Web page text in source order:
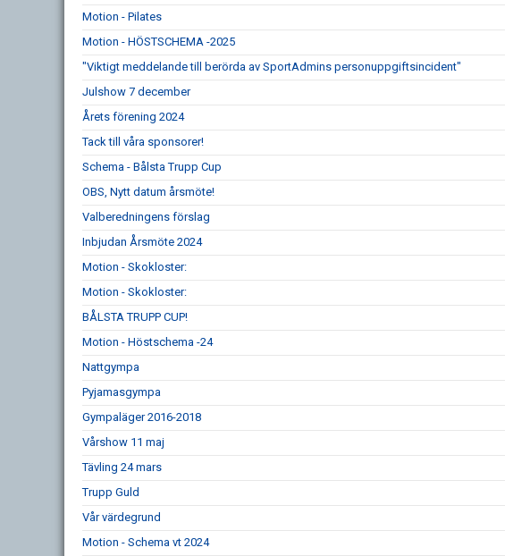
Motion - Pilates
Motion - HÖSTSCHEMA -2025
"Viktigt meddelande till berörda av SportAdmins personuppgiftsincident"
Julshow 7 december
Årets förening 2024
Tack till våra sponsorer!
Schema - Bålsta Trupp Cup
OBS, Nytt datum årsmöte!
Valberedningens förslag
Inbjudan Årsmöte 2024
Motion - Skokloster:
Motion - Skokloster:
BÅLSTA TRUPP CUP!
Motion - Höstschema -24
Nattgympa
Pyjamasgympa
Gympaläger 2016-2018
Vårshow 11 maj
Tävling 24 mars
Trupp Guld
Vår värdegrund
Motion - Schema vt 2024